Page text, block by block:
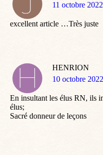
dit
11 octobre
excellent article …Très juste
HENRION
dit
10 octobre
En insultant les élus RN, ils
élus;
Sacré donneur de leçons